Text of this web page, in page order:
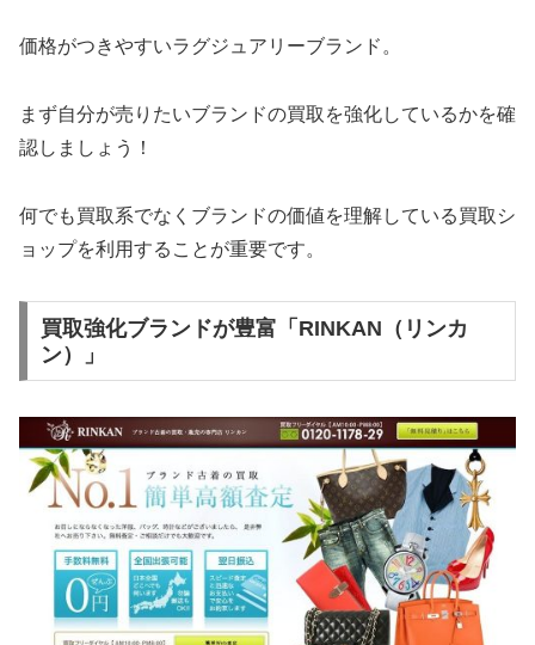
価格がつきやすいラグジュアリーブランド。
まず自分が売りたいブランドの買取を強化しているかを確
認しましょう！
何でも買取系でなくブランドの価値を理解している買取シ
ョップを利用することが重要です。
買取強化ブランドが豊富「RINKAN（リンカ
ン）」